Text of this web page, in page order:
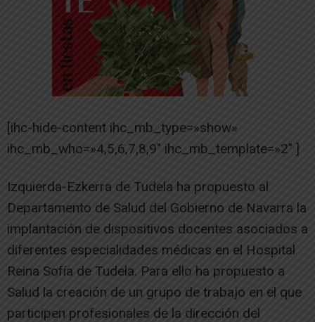
[ihc-hide-content ihc_mb_type=»show»
ihc_mb_who=»4,5,6,7,8,9″ ihc_mb_template=»2″ ]
Izquierda-Ezkerra de Tudela ha propuesto al
Departamento de Salud del Gobierno de Navarra la
implantación de dispositivos docentes asociados a
diferentes especialidades médicas en el Hospital
Reina Sofía de Tudela. Para ello ha propuesto a
Salud la creación de un grupo de trabajo en el que
participen profesionales de la dirección del